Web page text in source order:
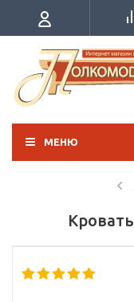
МЕНЮ